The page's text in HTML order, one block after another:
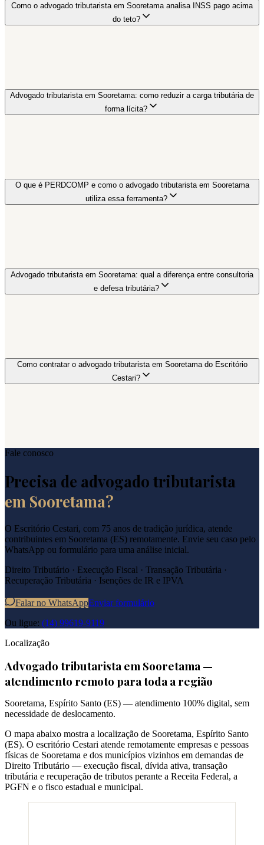
Como o advogado tributarista em Sooretama analisa INSS pago acima
do teto?
Advogado tributarista em Sooretama: como reduzir a carga tributária de
forma lícita?
O que é PERDCOMP e como o advogado tributarista em Sooretama
utiliza essa ferramenta?
Advogado tributarista em Sooretama: qual a diferença entre consultoria
e defesa tributária?
Como contratar o advogado tributarista em Sooretama do Escritório
Cestari?
Fale conosco
Precisa de advogado tributarista
em Sooretama?
O Escritório Cestari, com 75 anos de tradição jurídica, atende
contribuintes em Sooretama (ES) remotamente. Envie seu caso pelo
WhatsApp ou formulário para uma análise inicial.
Direito Tributário · Execução Fiscal · Transação Tributária ·
Recuperação Tributária · Isenções de IR e IPVA
Falar no WhatsAppEnviar formulário
Ou ligue: (14) 99619-9119
Localização
Advogado tributarista em Sooretama —
atendimento remoto para toda a região
Sooretama, Espírito Santo (ES) — atendimento 100% digital, sem
necessidade de deslocamento.
O mapa abaixo mostra a localização de Sooretama, Espírito Santo
(ES). O escritório Cestari atende remotamente empresas e pessoas
físicas de Sooretama e dos municípios vizinhos em demandas de
Direito Tributário — execução fiscal, dívida ativa, transação
tributária e recuperação de tributos perante a Receita Federal, a
PGFN e o fisco estadual e municipal.